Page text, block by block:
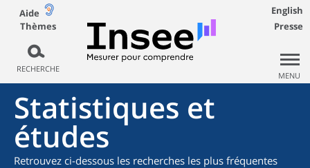
Aide
Thèmes
RECHERCHE
English
Presse
MENU
Statistiques et
études
Retrouvez ci-dessous les recherches les plus fréquentes